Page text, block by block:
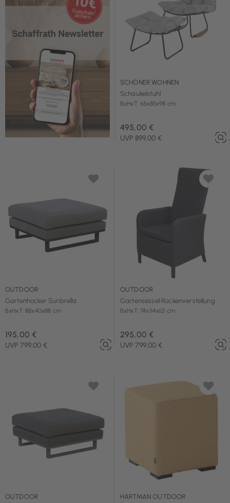
SCHÖNER WOHNEN
Schaukelstuhl
BxHxT: 65x85x98 cm
495,00 €
UVP 899,00 €
OUTDOOR
Gartenhocker Sunbrella
BxHxT: 88x40x88 cm
195,00 €
UVP 799,00 €
OUTDOOR
Gartensessel Rückenverstellung
BxHxT: 74x114x63 cm
295,00 €
UVP 799,00 €
OUTDOOR
HARTMAN OUTDOOR